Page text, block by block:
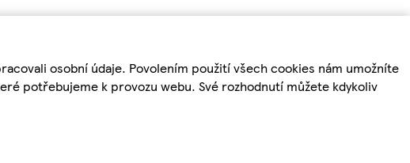
osobní údaje. Povolením použití všech cookies nám umožníte
potřebujeme k provozu webu. Své rozhodnutí můžete kdykoliv